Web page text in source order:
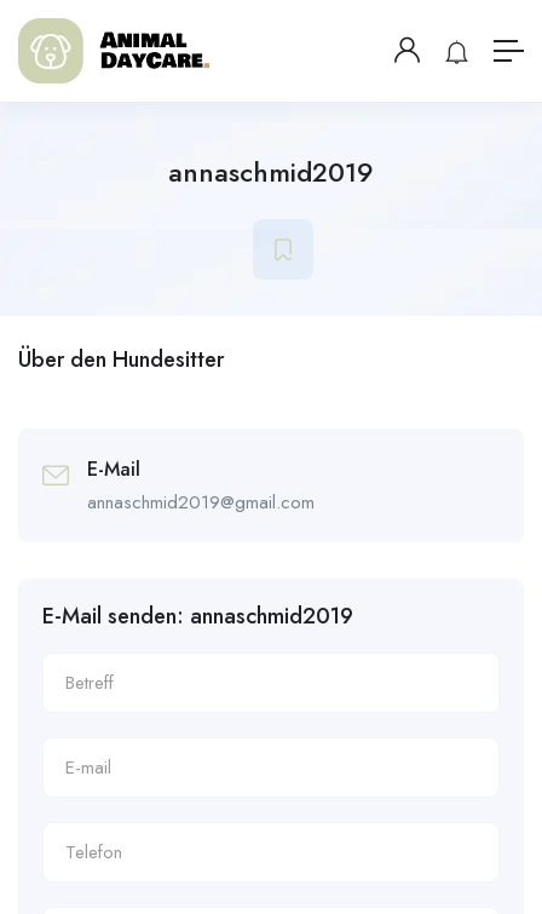
annaschmid2019
Über den Hundesitter
E-Mail
annaschmid2019@gmail.com
E-Mail senden: annaschmid2019